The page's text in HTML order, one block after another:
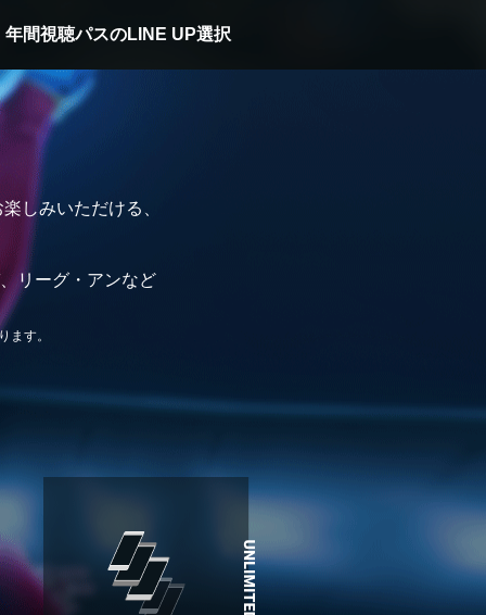
年間視聴パスのLINE UP選択
しみいただける、
リーグ・アンなど
ます。